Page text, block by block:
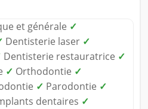
et générale ✓
Dentisterie laser ✓
Dentisterie restauratrice ✓
✓ Orthodontie ✓
✓ Parodontie ✓
dentaires ✓